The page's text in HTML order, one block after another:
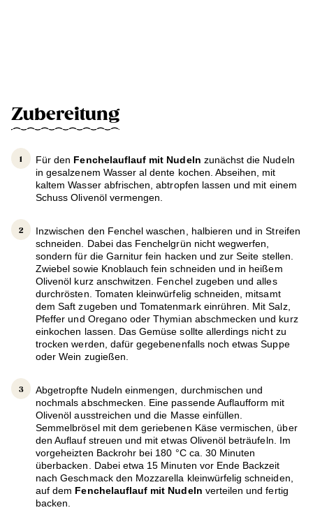
Zubereitung
Für den Fenchelauflauf mit Nudeln zunächst die Nudeln
in gesalzenem Wasser al dente kochen. Abseihen, mit
kaltem Wasser abfrischen, abtropfen lassen und mit einem
Schuss Olivenöl vermengen.
Inzwischen den Fenchel waschen, halbieren und in Streifen
schneiden. Dabei das Fenchelgrün nicht wegwerfen,
sondern für die Garnitur fein hacken und zur Seite stellen.
Zwiebel sowie Knoblauch fein schneiden und in heißem
Olivenöl kurz anschwitzen. Fenchel zugeben und alles
durchrösten. Tomaten kleinwürfelig schneiden, mitsamt
dem Saft zugeben und Tomatenmark einrühren. Mit Salz,
Pfeffer und Oregano oder Thymian abschmecken und kurz
einkochen lassen. Das Gemüse sollte allerdings nicht zu
trocken werden, dafür gegebenenfalls noch etwas Suppe
oder Wein zugießen.
Abgetropfte Nudeln einmengen, durchmischen und
nochmals abschmecken. Eine passende Auflaufform mit
Olivenöl ausstreichen und die Masse einfüllen.
Semmelbrösel mit dem geriebenen Käse vermischen, über
den Auflauf streuen und mit etwas Olivenöl beträufeln. Im
vorgeheizten Backrohr bei 180 °C ca. 30 Minuten
überbacken. Dabei etwa 15 Minuten vor Ende Backzeit
nach Geschmack den Mozzarella kleinwürfelig schneiden,
auf dem Fenchelauflauf mit Nudeln verteilen und fertig
backen.